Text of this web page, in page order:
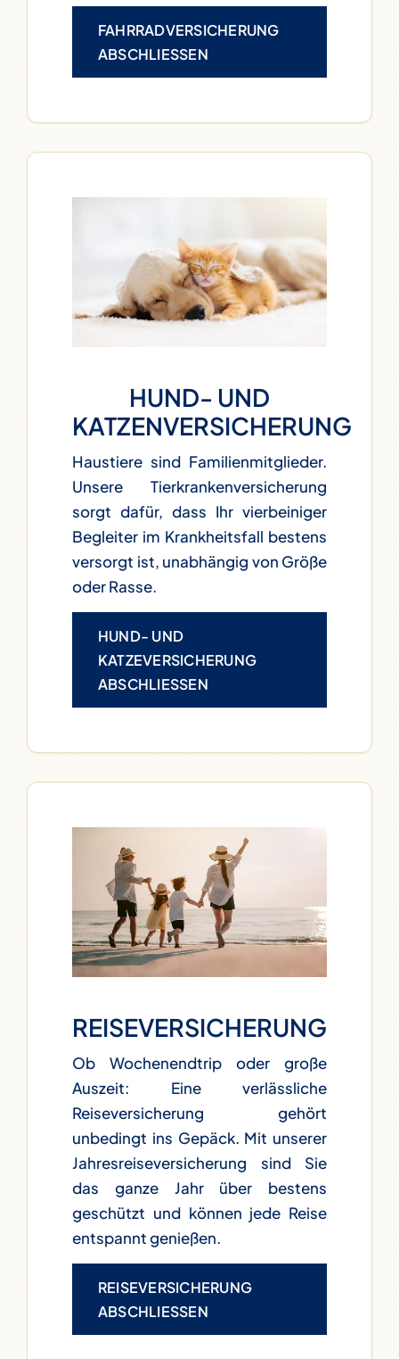
FAHRRADVERSICHERUNG
ABSCHLIESSEN
HUND- UND
KATZENVERSICHERUNG
Haustiere sind Familienmitglieder.
Unsere Tierkrankenversicherung
sorgt dafür, dass Ihr vierbeiniger
Begleiter im Krankheitsfall bestens
versorgt ist, unabhängig von Größe
oder Rasse.
HUND- UND
KATZEVERSICHERUNG
ABSCHLIESSEN
REISEVERSICHERUNG
Ob Wochenendtrip oder große
Auszeit: Eine verlässliche
Reiseversicherung gehört
unbedingt ins Gepäck. Mit unserer
Jahresreiseversicherung sind Sie
das ganze Jahr über bestens
geschützt und können jede Reise
entspannt genießen.
REISEVERSICHERUNG
ABSCHLIESSEN